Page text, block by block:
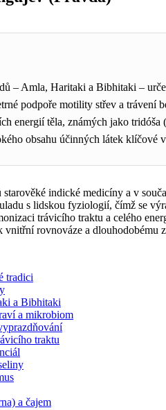
– Amla, Haritaki a Bibhitaki –
podpoře motility střev a trávení
energií těla, známých jako tridóša
obsahu účinných látek klíčové
indické medicíny a v
s lidskou fyziologií, čímž se
trávicího traktu a celého
vnitřní rovnováze a dlouhodobému
tradici
a Bibhitaki
a mikrobiom
traktu
a čajem